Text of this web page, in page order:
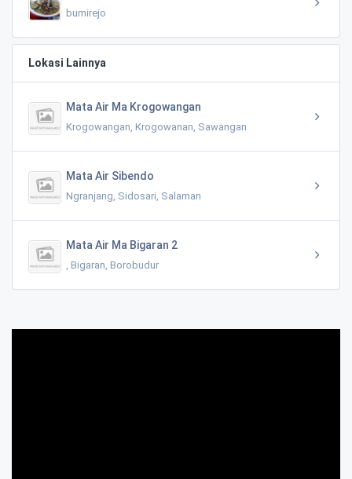
bumirejo
Lokasi Lainnya
Mata Air Ma Krogowangan
Krogowangan, Krogowanan, Sawangan
Mata Air Sibendo
Ngranjang, Sidosari, Salaman
Mata Air Ma Bigaran 2
, Bigaran, Borobudur